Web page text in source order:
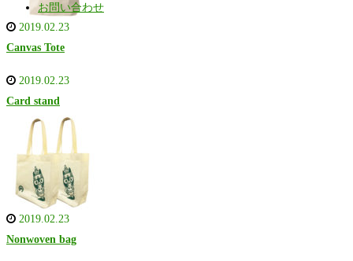
お問い合わせ
2019.02.23
Canvas Tote
2019.02.23
Card stand
2019.02.23
Nonwoven bag